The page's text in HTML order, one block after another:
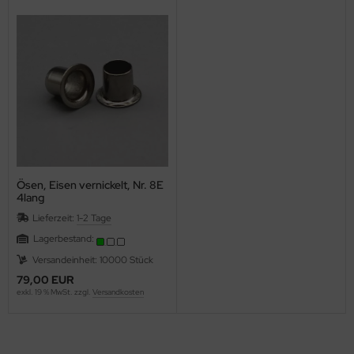
Ösen, Eisen vernickelt, Nr. 8E
4lang
Lieferzeit: 1-2 Tage
Lagerbestand:
Versandeinheit: 10000 Stück
79,00 EUR
exkl. 19 % MwSt. zzgl. Versandkosten